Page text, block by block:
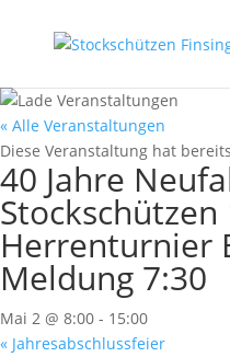
« Alle Veranstaltungen
Diese Veranstaltung hat
40 Jahre
Stockschützen
Herrenturnier
Meldung 7:30
Mai 2 @ 8:00 - 15:00
« Jahresabschlussfeier